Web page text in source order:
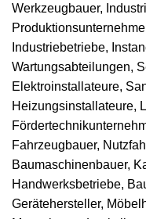
Werkzeugbauer,
Industriebetriebe,
Wartungsabteilungen,
Elektroinstallateure,
Heizungsinstallateure,
Fahrzeugbauer,
Baumaschinenbauer,
Handwerksbetriebe,
Gerätehersteller,